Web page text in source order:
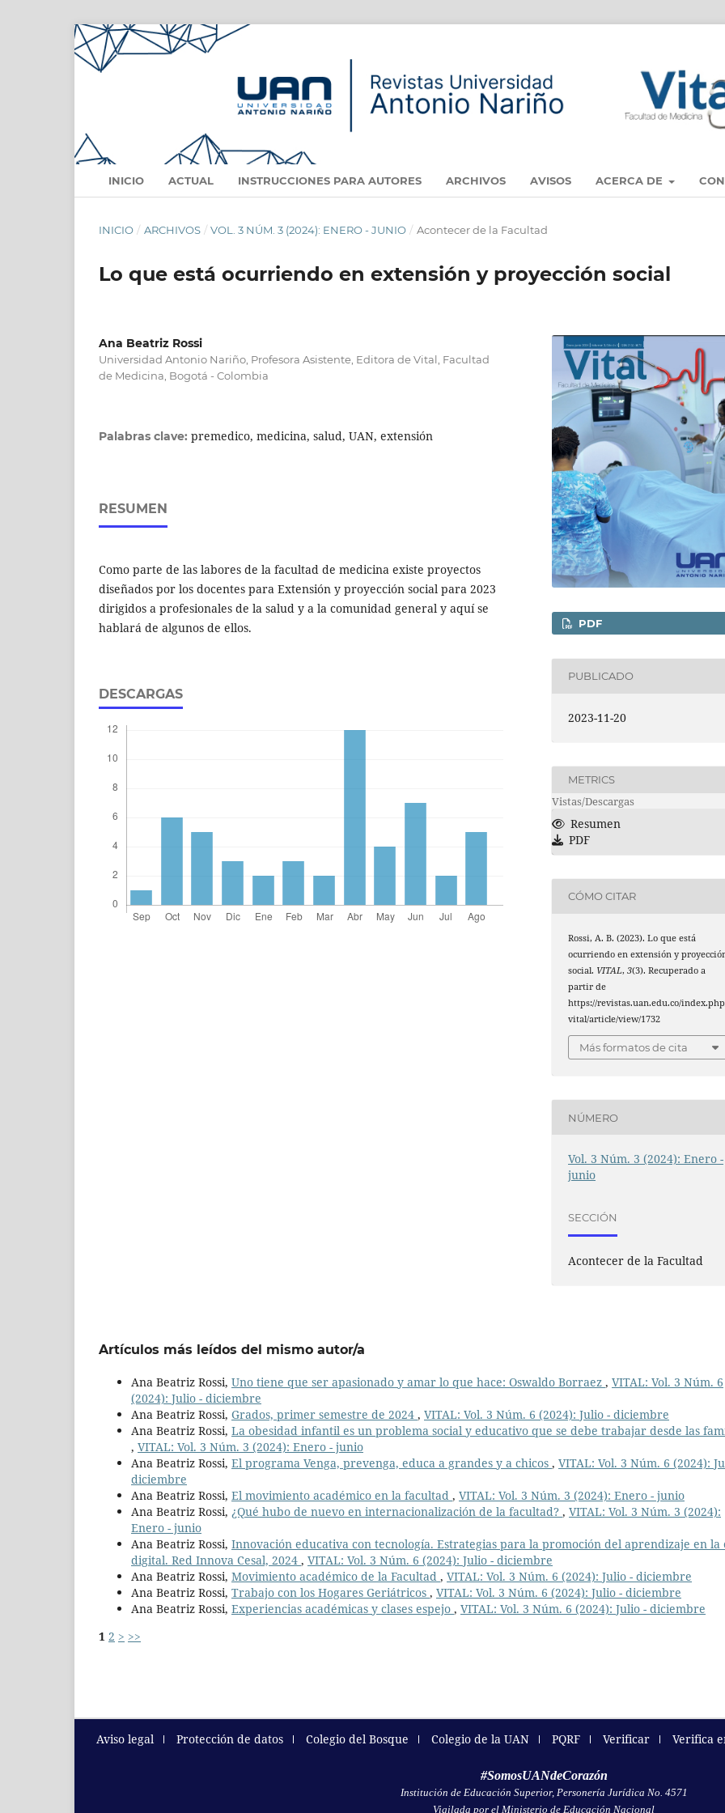
INICIO ACTUAL INSTRUCCIONES PARA AUTORES ARCHIVOS AVISOS ACERCA DE
INICIO / ARCHIVOS / VOL. 3 NÚM. 3 (2024): ENERO - JUNIO / Acontecer de la Facultad
Lo que está ocurriendo en extensión y proyección social
Ana Beatriz Rossi
Universidad Antonio Nariño, Profesora Asistente, Editora de Vital, Facultad
de Medicina, Bogotá - Colombia
Palabras clave: premedico, medicina, salud, UAN, extensión
RESUMEN
Como parte de las labores de la facultad de medicina existe proyectos
diseñados por los docentes para Extensión y proyección social para 2023
dirigidos a profesionales de la salud y a la comunidad general y aquí se
hablará de algunos de ellos.
DESCARGAS
PDF
PUBLICADO
2023-11-20
METRICS
Vistas/Descargas
Resumen
PDF
CÓMO CITAR
Rossi, A. B. (2023). Lo que está
ocurriendo en extensión y
social. VITAL,3(3). Recuperado a
partir de
https://revistas.uan.edu.co/
vital/article/view/1732
Más formatos de cita
NÚMERO
Vol. 3 Núm. 3 (2024): Enero -
junio
SECCIÓN
Acontecer de la Facultad
Artículos más leídos del mismo autor/a
Ana Beatriz Rossi, Uno tiene que ser apasionado y amar lo que hace: Oswaldo Borraez , VITAL: Vol. 3 Núm. 6
(2024): Julio - diciembre
Ana Beatriz Rossi, Grados, primer semestre de 2024 , VITAL: Vol. 3 Núm. 6 (2024): Julio - diciembre
Ana Beatriz Rossi, La obesidad infantil es un problema social y educativo que se debe trabajar desde las
, VITAL: Vol. 3 Núm. 3 (2024): Enero - junio
Ana Beatriz Rossi, El programa Venga, prevenga, educa a grandes y a chicos , VITAL: Vol. 3 Núm. 6 (2024):
diciembre
Ana Beatriz Rossi, El movimiento académico en la facultad , VITAL: Vol. 3 Núm. 3 (2024): Enero - junio
Ana Beatriz Rossi, ¿Qué hubo de nuevo en internacionalización de la facultad? , VITAL: Vol. 3 Núm. 3 (2024):
Enero - junio
Ana Beatriz Rossi, Innovación educativa con tecnología. Estrategias para la promoción del aprendizaje en la
digital. Red Innova Cesal, 2024 , VITAL: Vol. 3 Núm. 6 (2024): Julio - diciembre
Ana Beatriz Rossi, Movimiento académico de la Facultad , VITAL: Vol. 3 Núm. 6 (2024): Julio - diciembre
Ana Beatriz Rossi, Trabajo con los Hogares Geriátricos , VITAL: Vol. 3 Núm. 6 (2024): Julio - diciembre
Ana Beatriz Rossi, Experiencias académicas y clases espejo , VITAL: Vol. 3 Núm. 6 (2024): Julio - diciembre
1 2 > >>
Aviso legal Protección de datos Colegio del Bosque Colegio de la UAN PQRF Verificar Verifica
#SomosUANdeCorazón
Institución de Educación Superior, Personería Jurídica No. 4571
Vigilada por el Ministerio de Educación Nacional